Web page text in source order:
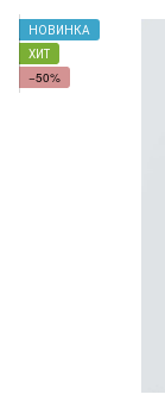
НОВИНКА
ХИТ
−50%